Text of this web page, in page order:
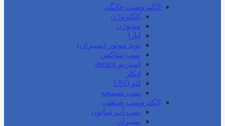
الکتروپمپ خانگی
الکتروژن
موتوژن
ابارا
نوید موتور (پمپیران)
پمپ پنتاکس
استریم stream
ایکار
لئو LEO
پمپ شیمجه
الکتروپمپ صنعتی
پمپ آب صابون
پمپیران